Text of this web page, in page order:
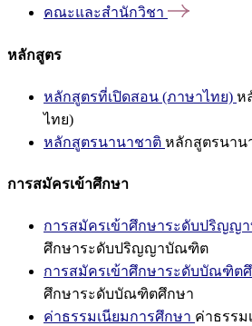
คณะและสำนักวิชา
หลักสูตร
หลักสูตรที่เปิดสอน (ภาษาไทย) ห
ไทย)
หลักสูตรนานาชาติ หลักสูตรนาน
การสมัครเข้าศึกษา
การสมัครเข้าศึกษาระดับปริญญ
ศึกษาระดับปริญญาบัณฑิต
การสมัครเข้าศึกษาระดับบัณฑิต
ศึกษาระดับบัณฑิตศึกษา
ค่าธรรมเนียมการศึกษา ค่าธรรม